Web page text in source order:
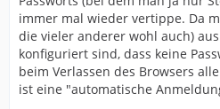
immer mal wieder vertippe. Da
die vieler anderer wohl auch)
konfiguriert sind, dass keine
beim Verlassen des Browsers
ist eine "automatische